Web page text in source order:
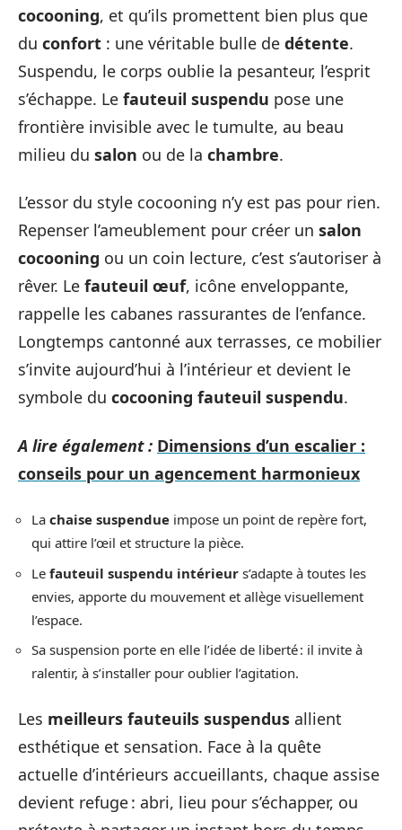
cocooning, et qu’ils promettent bien plus que
du confort : une véritable bulle de détente.
Suspendu, le corps oublie la pesanteur, l’esprit
s’échappe. Le fauteuil suspendu pose une
frontière invisible avec le tumulte, au beau
milieu du salon ou de la chambre.
L’essor du style cocooning n’y est pas pour rien.
Repenser l’ameublement pour créer un salon
cocooning ou un coin lecture, c’est s’autoriser à
rêver. Le fauteuil œuf, icône enveloppante,
rappelle les cabanes rassurantes de l’enfance.
Longtemps cantonné aux terrasses, ce mobilier
s’invite aujourd’hui à l’intérieur et devient le
symbole du cocooning fauteuil suspendu.
A lire également : Dimensions d’un escalier :
conseils pour un agencement harmonieux
La chaise suspendue impose un point de repère fort,
qui attire l’œil et structure la pièce.
Le fauteuil suspendu intérieur s’adapte à toutes les
envies, apporte du mouvement et allège visuellement
l’espace.
Sa suspension porte en elle l’idée de liberté : il invite à
ralentir, à s’installer pour oublier l’agitation.
Les meilleurs fauteuils suspendus allient
esthétique et sensation. Face à la quête
actuelle d’intérieurs accueillants, chaque assise
devient refuge : abri, lieu pour s’échapper, ou